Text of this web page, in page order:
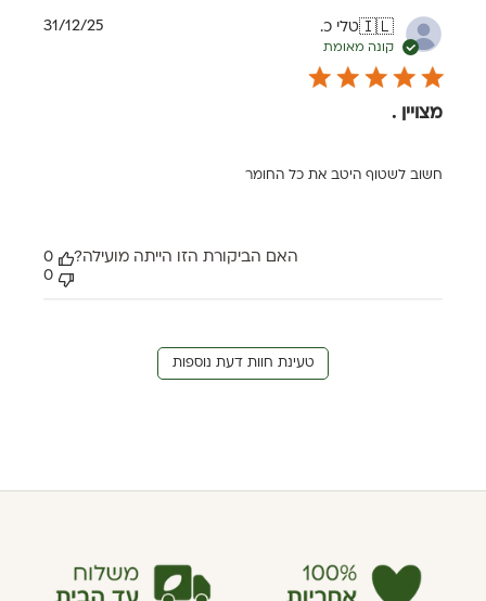
🇮🇱טלי כ.
קונה מאומת
מצויין .
חשוב לשטוף היטב את כל החומר
תאריך31/12/25
האם הביקורת הזו הייתה מועילה?
0
0
טעינת חוות דעת נוספות